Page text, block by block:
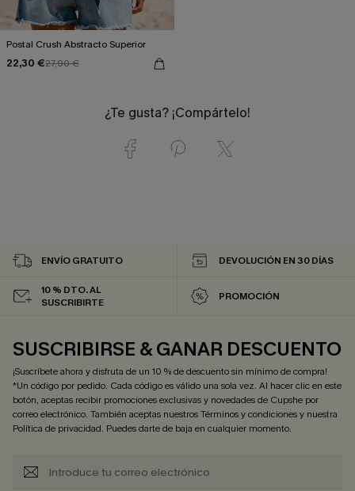
Postal Crush Abstracto Superior
22,30 €27,90 €
¿Te gusta? ¡Compártelo!
ENVÍO GRATUITO DEVOLUCIÓN EN 30 DÍAS
10 % DTO. AL
SUSCRIBIRTE
PROMOCIÓN
SUSCRIBIRSE & GANAR DESCUENTO
¡Suscríbete ahora y disfruta de un 10 % de descuento sin mínimo de compra!
*Un código por pedido. Cada código es válido una sola vez. Al hacer clic en este
botón, aceptas recibir promociones exclusivas y novedades de Cupshe por
correo electrónico. También aceptas nuestrosTérminos y condicionesy nuestra
Política de privacidad. Puedes darte de baja en cualquier momento.